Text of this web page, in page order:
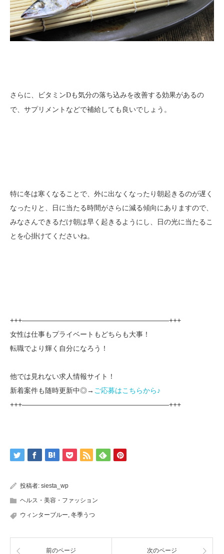
さらに、 ビタミンDも気分の落ち込みを改善する効果があるの
で、サプリメントなどで補給しても良いでしょう。
特に冬は寒くなることで、外に出なくなったり朝起きるのが遅く
なったりと、日に当たる時間がさらに減る傾向にありますので、
みなさんできるだけ朝は早く起きるようにし、日の光に当たるこ
とを心掛けてくださいね。
+++—————————————————————+++
女性は仕事もプライベートもどちらも大事！
転職でより輝く自分になろう！
他では見れない求人情報サイト！
新着案件も随時更新中◎→ ご応募はこちらから♪
+++—————————————————————+++
投稿者: siesta_wp
ヘルス・美容・ファッション
ウィンターブルー 冬季うつ
前のページ 次のページ